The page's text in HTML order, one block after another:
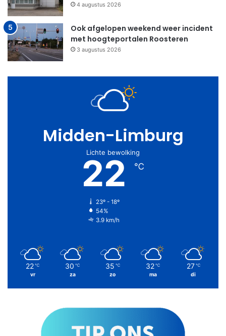
4 augustus 2026
Ook afgelopen weekend weer incident
met hoogteportalen Roosteren
3 augustus 2026
Midden-Limburg
Lichte bewolking
22 ℃
23º - 18º
54%
3.9 km/h
22 ℃
vr
30 ℃
za
35 ℃
zo
32 ℃
ma
27 ℃
di